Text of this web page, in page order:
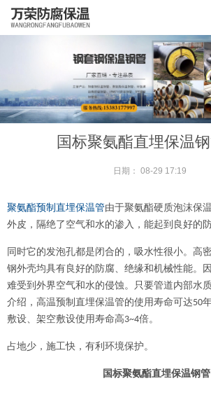
国标聚氨酯直埋保温
日期： 08-29 17:19
聚氨酯预制直埋保温管由于聚氨酯硬质泡沫保
外皮，隔绝了空气和水的渗入，能起到良好的防
同时它的发泡孔都是闭合的，吸水性很小。高
钢外壳均具有良好的防腐、绝缘和机械性能。
难受到外界空气和水的侵蚀。只要管道内部水
介绍，高温预制直埋保温管的使用寿命可达50
敷设、架空敷设使用寿命高3~4倍。
占地少，施工快，有利环境保护。
国标聚氨酯直埋保温钢管